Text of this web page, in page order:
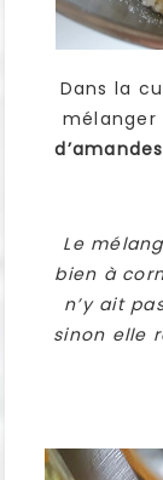
Dans la
mélanger
d’amandes
Le
bien à
n’y ait
sinon elle